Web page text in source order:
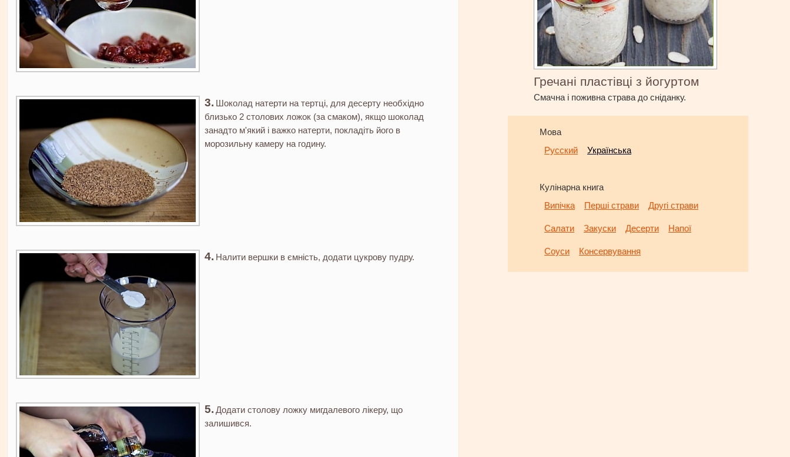
Шоколад натерти на тертці, для десерту необхідно
близько 2 столових ложок (за смаком), якщо шоколад
занадто м'який і важко натерти, покладіть його в
морозильну камеру на годину.
Налити вершки в ємність, додати цукрову пудру.
Додати столову ложку мигдалевого лікеру, що
залишився.
Гречані пластівці з йогуртом
Смачна і поживна страва до сніданку.
Мова
Русский
Українська
Кулінарна книга
Випічка
Перші страви Другі страви
Салати Закуски Десерти Напої
Соуси Консервування